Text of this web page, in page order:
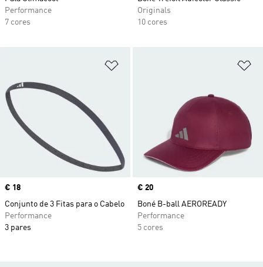
Performance
7 cores
Originals
10 cores
Price
€ 18
Conjunto de 3 Fitas para o Cabelo
Performance
3 pares
Price
€ 20
Boné B-ball AEROREADY
Performance
5 cores